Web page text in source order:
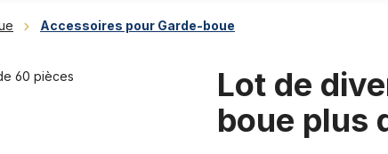
Accessoires pour Garde-boue
Lot de
boue plus